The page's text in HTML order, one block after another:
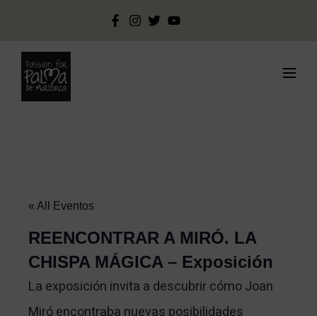
« All Eventos
REENCONTRAR A MIRÓ. LA
CHISPA MÁGICA – Exposición
La exposición invita a descubrir cómo Joan
Miró encontraba nuevas posibilidades